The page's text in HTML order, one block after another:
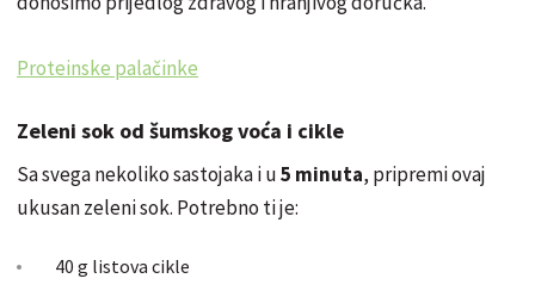
Proteinske palačinke
Zeleni sok od šumskog voća i cikle
Sa svega nekoliko sastojaka i u5 minuta, pripremi ovaj
ukusan zeleni sok. Potrebno ti je:
40 g listova cikle